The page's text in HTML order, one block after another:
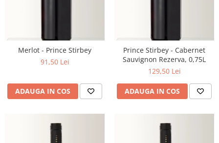
Merlot - Prince Stirbey
91,50 Lei
ADAUGA IN COS
Prince Stirbey - Cabernet
Sauvignon Rezerva, 0,75L
129,50 Lei
ADAUGA IN COS